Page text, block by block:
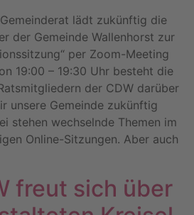
lädt zukünftig die
der Gemeinde Wallenhorst zur
per Zoom-Meeting
19:00 – 19:30 Uhr besteht die
der CDW darüber
unsere Gemeinde zukünftig
stehen wechselnde Themen im
Online-Sitzungen. Aber auch
freut sich über